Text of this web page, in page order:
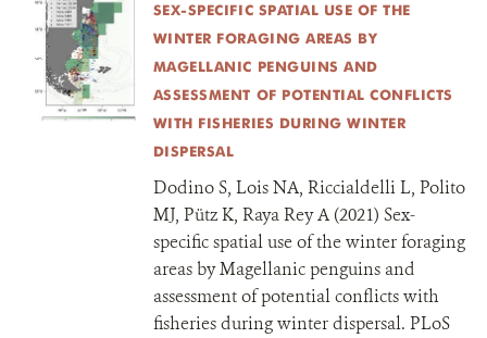
SEX-SPECIFIC SPATIAL USE OF THE
WINTER FORAGING AREAS BY
MAGELLANIC PENGUINS AND
ASSESSMENT OF POTENTIAL CONFLICTS
WITH FISHERIES DURING WINTER
DISPERSAL
Dodino S, Lois NA, Riccialdelli L, Polito
MJ, Pütz K, Raya Rey A (2021) Sex-
specific spatial use of the winter foraging
areas by Magellanic penguins and
assessment of potential conflicts with
fisheries during winter dispersal. PLoS